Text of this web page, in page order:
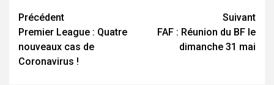
Navigation
d’article
Précédent
Premier League : Quatre
nouveaux cas de
Coronavirus !
Suivant
FAF : Réunion du BF le
dimanche 31 mai